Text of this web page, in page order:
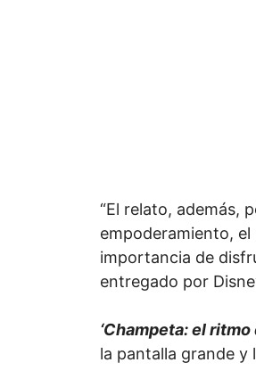
“El relato, además,
empoderamiento,
importancia de
entregado por
‘Champeta: el ritmo
la pantalla grande y